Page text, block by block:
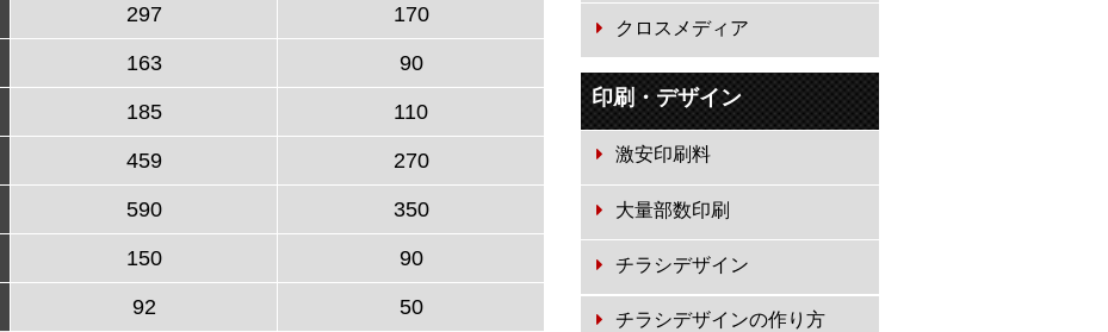
297 170
163 90
185 110
459 270
590 350
150 90
92 50
クロスメディア
印刷・デザイン
激安印刷料
大量部数印刷
チラシデザイン
チラシデザインの作り方